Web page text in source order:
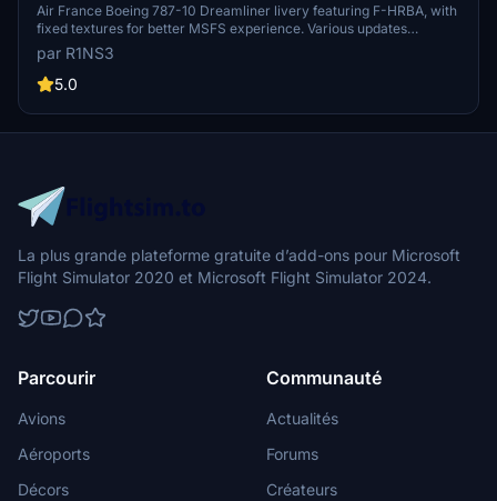
Air France Boeing 787-10 Dreamliner livery featuring F-HRBA, with
fixed textures for better MSFS experience. Various updates
enhance realism, including tail number adjustments and improved
door outlines. Installation is easy - simply unzip files into MSFS
Community folder.
par R1NS3
5.0
La plus grande plateforme gratuite d’add-ons pour Microsoft
Flight Simulator 2020 et Microsoft Flight Simulator 2024.
Parcourir
Avions
Aéroports
Décors
Communauté
Actualités
Forums
Créateurs